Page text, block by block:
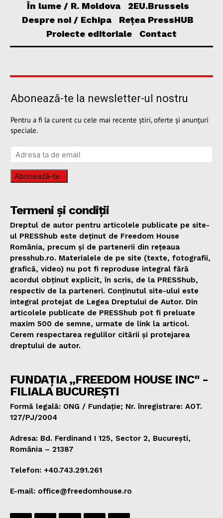
În lume / R. Moldova
2EU.Brussels
Despre noi / Echipa
Rețea PressHUB
Proiecte editoriale
Contact
Abonează-te la newsletter-ul nostru
Pentru a fi la curent cu cele mai recente știri, oferte și anunțuri
speciale.
Abonează-te
Termeni și condiții
Dreptul de autor pentru articolele publicate pe site-
ul PRESShub este deținut de Freedom House
România, precum și de partenerii din rețeaua
presshub.ro. Materialele de pe site (texte, fotografii,
grafică, video) nu pot fi reproduse integral fără
acordul obținut explicit, în scris, de la PRESShub,
respectiv de la parteneri. Conținutul site-ului este
integral protejat de Legea Dreptului de Autor. Din
articolele publicate de PRESShub pot fi preluate
maxim 500 de semne, urmate de link la articol.
Cerem respectarea regulilor citării și protejarea
dreptului de autor.
FUNDAȚIA „FREEDOM HOUSE INC" -
FILIALA BUCUREȘTI
Formă legală: ONG / Fundație; Nr. înregistrare: AOT.
127/PJ/2004
Adresa: Bd. Ferdinand I 125, Sector 2, București,
România – 21387
Telefon: +40.743.291.261
E-mail: office@freedomhouse.ro